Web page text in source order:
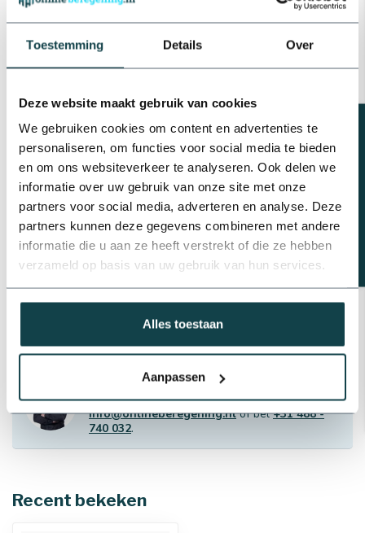
Toestemming Details Over
Deze website maakt gebruik van cookies
We gebruiken cookies om content en advertenties te
personaliseren, om functies voor social media te bieden
en om ons websiteverkeer te analyseren. Ook delen we
informatie over uw gebruik van onze site met onze
partners voor social media, adverteren en analyse. Deze
partners kunnen deze gegevens combineren met andere
informatie die u aan ze heeft verstrekt of die ze hebben
verzameld op basis van uw gebruik van hun services.
Alles toestaan
Aanpassen
upsproeier met standaard |
0,5 meter
Op voorraad
€217,82
Profec RVS super slangklem |
Op voorraad
€11,71
Profec GEKA koppeling
slangtule
Op voorraad
€3,69
Hydro-S PVC platte slang |
100 meter
Professioneel advies
Advies nodig van de beregeningsspecialist?
info@onlineberegening.nlof bel+31 488 -
740 032.
Recent bekeken
Beregeningsplan?